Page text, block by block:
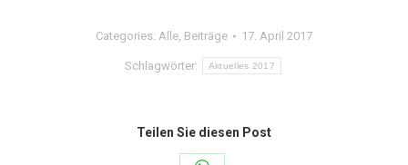
Categories: Alle, Beiträge 17. April 2017
Schlagwörter: Aktuelles 2017
Teilen Sie diesen Post